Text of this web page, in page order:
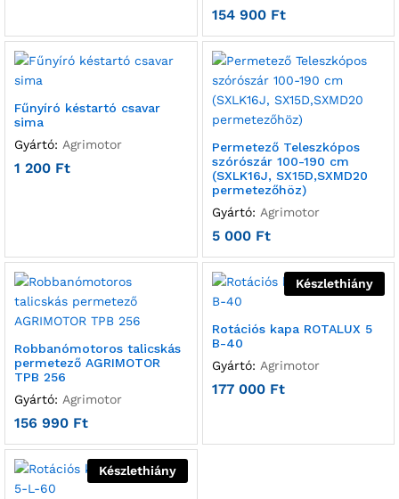
154 900 Ft
Fűnyíró késtartó csavar
sima
Gyártó: Agrimotor
1 200 Ft
Permetező Teleszkópos
szórószár 100-190 cm
(SXLK16J, SX15D,SXMD20
permetezőhöz)
Gyártó: Agrimotor
5 000 Ft
Robbanómotoros talicskás
permetező AGRIMOTOR
TPB 256
Gyártó: Agrimotor
156 990 Ft
Készlethiány
Rotációs kapa ROTALUX 5
B-40
Gyártó: Agrimotor
177 000 Ft
Készlethiány